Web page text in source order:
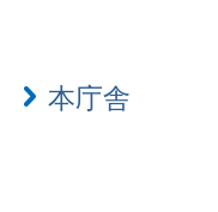
本庁舎